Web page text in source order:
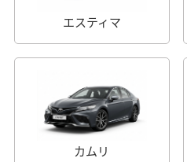
エスティマ
カムリ